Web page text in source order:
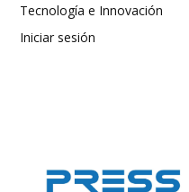
Tecnología e Innovación
Iniciar sesión